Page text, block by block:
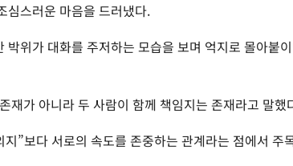
심스러운 마음을 드러냈다.
박위가 대화를 주저하는 모습을 보며 억지로 몰아붙
재가 아니라 두 사람이 함께 책임지는 존재라고 말했
지”보다 서로의 속도를 존중하는 관계라는 점에서 주